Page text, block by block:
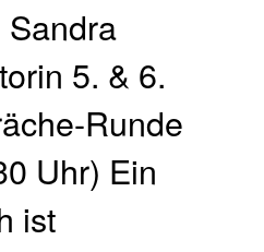
5. & 6.
Runde
Uhr) Ein
ist